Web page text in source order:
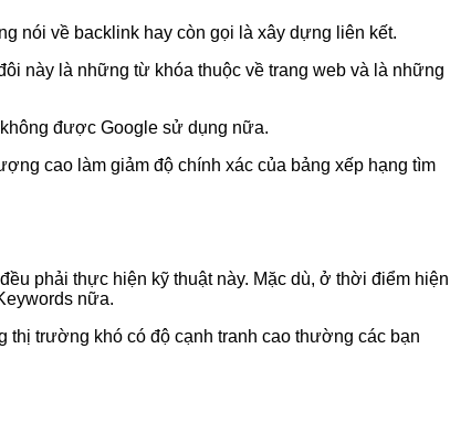
nói về backlink hay còn gọi là xây dựng liên kết.
này là những từ khóa thuộc về trang web và là những
được Google sử dụng nữa.
cao làm giảm độ chính xác của bảng xếp hạng tìm
phải thực hiện kỹ thuật này. Mặc dù, ở thời điểm hiện
nữa.
thị trường khó có độ cạnh tranh cao thường các bạn